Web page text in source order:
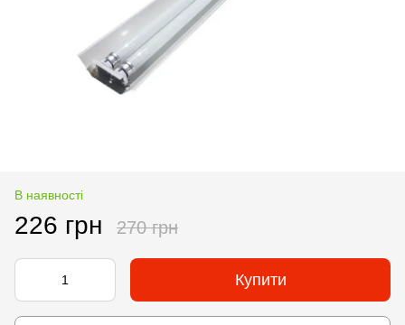
В наявності
226 грн 270 грн
Купити